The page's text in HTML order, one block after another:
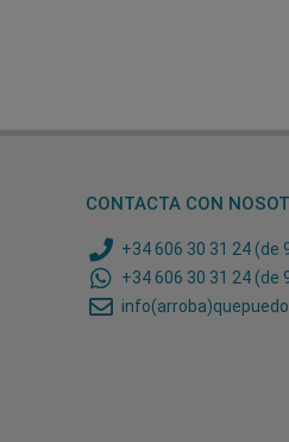
CONTACTA CON
+34 606 30 31 24 (de
+34 606 30 31 24 (de